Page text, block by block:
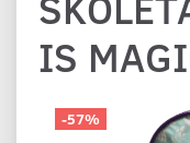
IS
-57%